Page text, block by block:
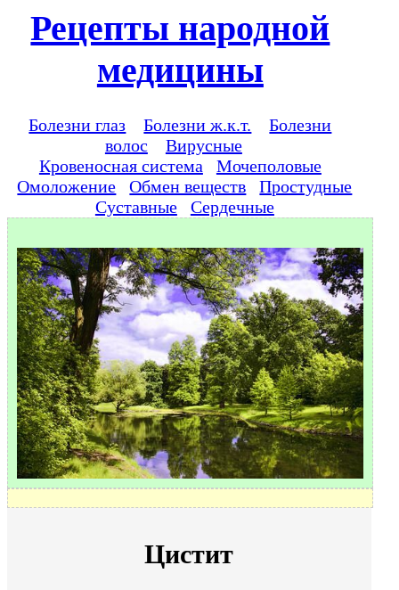
Рецепты народной
медицины
Болезни глаз Болезни ж.к.т.
Болезни
волос
Вирусные
Кровеносная система
Мочеполовые
Омоложение
Обмен веществ
Простудные
Суставные
Сердечные
Цистит